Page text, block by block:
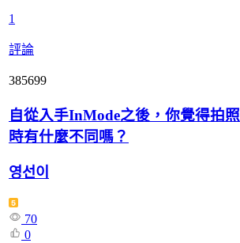
1
評論
385699
自從入手InMode之後，你覺得拍照
時有什麼不同嗎？
영선이
70
0